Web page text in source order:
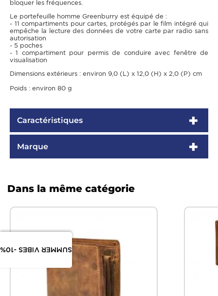
SUMMER VIBES -10%
bloquer les fréquences.
Le portefeuille homme Greenburry est équipé de :
- 11 compartiments pour cartes, protégés par le film intégré qui
empêche la lecture des données de votre carte par radio sans
autorisation
- 5 poches
- 1 compartiment pour permis de conduire avec fenêtre de
visualisation
Dimensions extérieurs : environ 9,0 (L) x 12,0 (H) x 2,0 (P) cm
Poids : environ 80 g
Caractéristiques
Marque
Dans la même catégorie